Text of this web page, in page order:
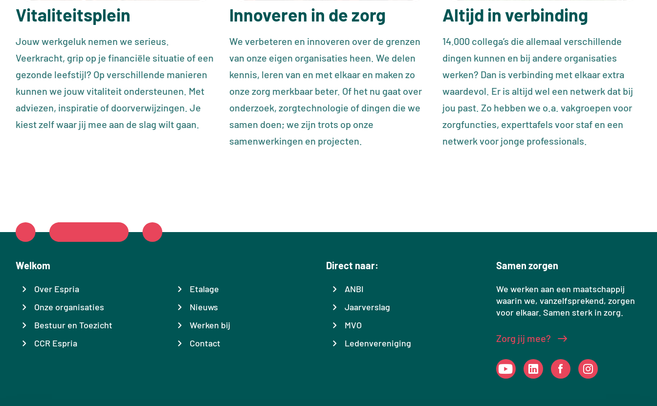
Vitaliteitsplein
Jouw werkgeluk nemen we serieus.
Veerkracht, grip op je financiële situatie of een
gezonde leefstijl? Op verschillende manieren
kunnen we jouw vitaliteit ondersteunen. Met
adviezen, inspiratie of doorverwijzingen. Je
kiest zelf waar jij mee aan de slag wilt gaan.
Innoveren in de zorg
We verbeteren en innoveren over de grenzen
van onze eigen organisaties heen. We delen
kennis, leren van en met elkaar en maken zo
onze zorg merkbaar beter. Of het nu gaat over
onderzoek, zorgtechnologie of dingen die we
samen doen; we zijn trots op onze
samenwerkingen en projecten.
Altijd in verbinding
14.000 collega’s die allemaal verschillende
dingen kunnen en bij andere organisaties
werken? Dan is verbinding met elkaar extra
waardevol. Er is altijd wel een netwerk dat bij
jou past. Zo hebben we o.a. vakgroepen voor
zorgfuncties, experttafels voor staf en een
netwerk voor jonge professionals.
Footer
Welkom
Over Espria
Onze organisaties
Bestuur en Toezicht
CCR Espria
Etalage
Nieuws
Werken bij
Contact
Direct naar:
ANBI
Jaarverslag
MVO
Ledenvereniging
Samen zorgen
We werken aan een maatschappij
waarin we, vanzelfsprekend, zorgen
voor elkaar. Samen sterk in zorg.
Zorg jij mee?
Social Links